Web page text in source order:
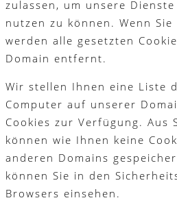
zulassen, um unsere
nutzen zu können. Wenn Sie
werden alle gesetzten
Domain entfernt.
Wir stellen Ihnen eine Liste
Computer auf unserer
Cookies zur Verfügung. Aus
können wie Ihnen keine
anderen Domains
können Sie in den
Browsers einsehen.